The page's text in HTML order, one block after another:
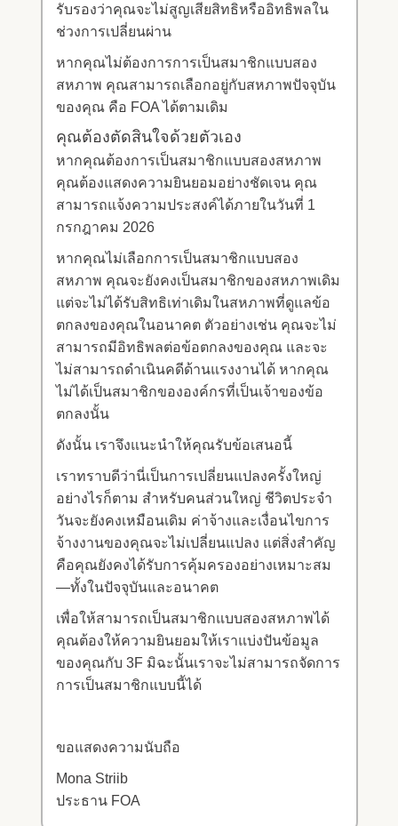
รับรองว่าคุณจะไม่สูญเสียสิทธิหรืออิทธิพลใน
ช่วงการเปลี่ยนผ่าน
หากคุณไม่ต้องการการเป็นสมาชิกแบบสอง
สหภาพ คุณสามารถเลือกอยู่กับสหภาพปัจจุบัน
ของคุณ คือ FOA ได้ตามเดิม
คุณต้องตัดสินใจด้วยตัวเอง
หากคุณต้องการเป็นสมาชิกแบบสองสหภาพ
คุณต้องแสดงความยินยอมอย่างชัดเจน คุณ
สามารถแจ้งความประสงค์ได้ภายในวันที่ 1
กรกฎาคม 2026
หากคุณไม่เลือกการเป็นสมาชิกแบบสอง
สหภาพ คุณจะยังคงเป็นสมาชิกของสหภาพเดิม
แต่จะไม่ได้รับสิทธิเท่าเดิมในสหภาพที่ดูแลข้อ
ตกลงของคุณในอนาคต ตัวอย่างเช่น คุณจะไม่
สามารถมีอิทธิพลต่อข้อตกลงของคุณ และจะ
ไม่สามารถดำเนินคดีด้านแรงงานได้ หากคุณ
ไม่ได้เป็นสมาชิกขององค์กรที่เป็นเจ้าของข้อ
ตกลงนั้น
ดังนั้น เราจึงแนะนำให้คุณรับข้อเสนอนี้
เราทราบดีว่านี่เป็นการเปลี่ยนแปลงครั้งใหญ่
อย่างไรก็ตาม สำหรับคนส่วนใหญ่ ชีวิตประจำ
วันจะยังคงเหมือนเดิม ค่าจ้างและเงื่อนไขการ
จ้างงานของคุณจะไม่เปลี่ยนแปลง แต่สิ่งสำคัญ
คือคุณยังคงได้รับการคุ้มครองอย่างเหมาะสม
—ทั้งในปัจจุบันและอนาคต
เพื่อให้สามารถเป็นสมาชิกแบบสองสหภาพได้
คุณต้องให้ความยินยอมให้เราแบ่งปันข้อมูล
ของคุณกับ 3F มิฉะนั้นเราจะไม่สามารถจัดการ
การเป็นสมาชิกแบบนี้ได้
ขอแสดงความนับถือ
Mona Striib
ประธาน FOA